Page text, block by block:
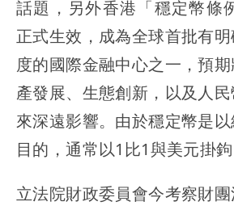
話題，另外香港「穩定幣條
正式生效，成為全球首批有
度的國際金融中心之一，預
產發展、生態創新，以及人
來深遠影響。由於穩定幣是
目的，通常以1比1與美元掛鉤
立法院財政委員會今考察財